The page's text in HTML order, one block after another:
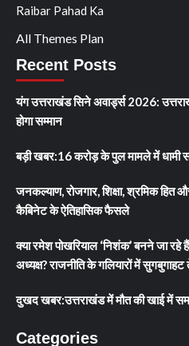
Raibar Pahad Ka
All Themes Plan
Recent Posts
यंग उत्तराखंड सिने अवार्ड्स 2026:
होगा सम्मान
बड़ी खबर:16 करोड़ के पुल मामले में धामी
जनकल्याण, रोजगार, शिक्षा, श्रमिक हित
कैबिनेट के ऐतिहासिक फैसले
क्या रमेश पोखरियाल ‘निशंक’ बनने जा
अध्यक्ष? राजनीति के गलियारों में
दुखद खबर:उत्तराखंड में मौत की खाई में
Categories